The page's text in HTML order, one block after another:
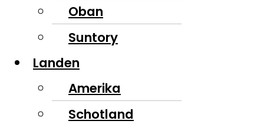
Oban
Suntory
Landen
Amerika
Schotland